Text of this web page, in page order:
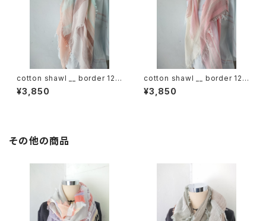
cotton shawl __ border 120
春麗w
¥3,850
cotton shawl __ border 120
桜花w
¥3,850
その他の商品